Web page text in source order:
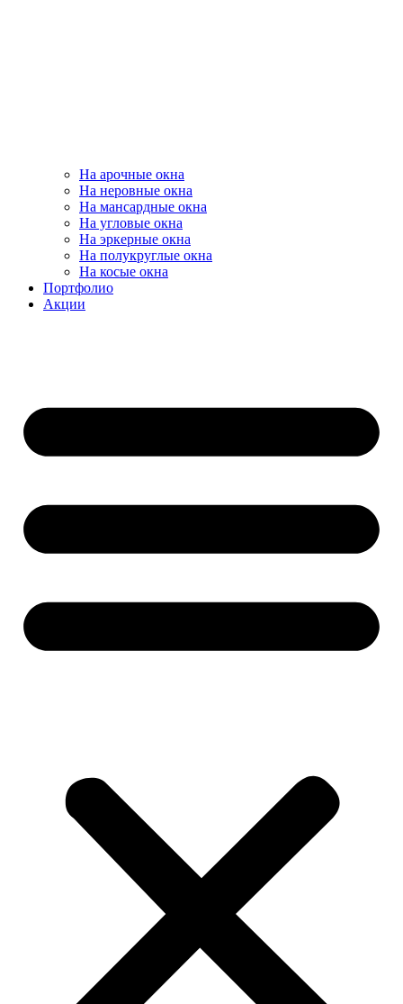
На арочные окна
На неровные окна
На мансардные окна
На угловые окна
На эркерные окна
На полукруглые окна
На косые окна
Портфолио
Акции